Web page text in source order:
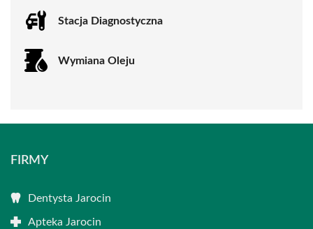
Stacja Diagnostyczna
Wymiana Oleju
FIRMY
Dentysta Jarocin
Apteka Jarocin